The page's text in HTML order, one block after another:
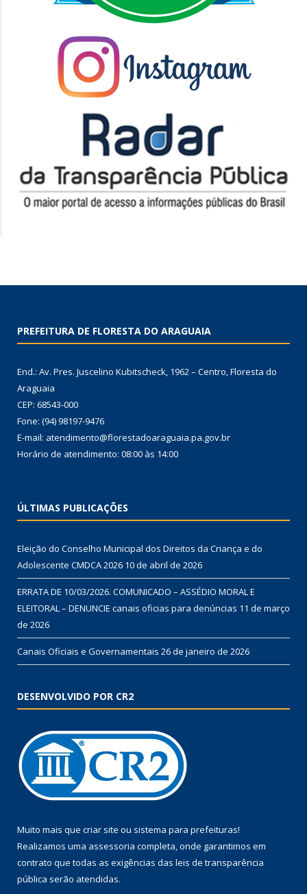
PREFEITURA DE FLORESTA DO ARAGUAIA
End.: Av. Pres. Juscelino Kubitscheck, 1962 – Centro, Floresta do
Araguaia
CEP: 68543-000
Fone: (94) 98197-9476
E-mail: atendimento@florestadoaraguaia.pa.gov.br
Horário de atendimento: 08:00 às 14:00
ÚLTIMAS PUBLICAÇÕES
Eleição do Conselho Municipal dos Direitos da Criança e do
Adolescente CMDCA 2026 10 de abril de 2026
ERRATA DE 10/03/2026. COMUNICADO – ASSÉDIO MORAL E
ELEITORAL – DENUNCIE canais oficias para denúncias 11 de março
de 2026
Canais Oficiais e Governamentais 26 de janeiro de 2026
DESENVOLVIDO POR CR2
Muito mais que criar site ou sistema para prefeituras!
Realizamos uma assessoria completa, onde garantimos em
contrato que todas as exigências das leis de transparência
pública serão atendidas.